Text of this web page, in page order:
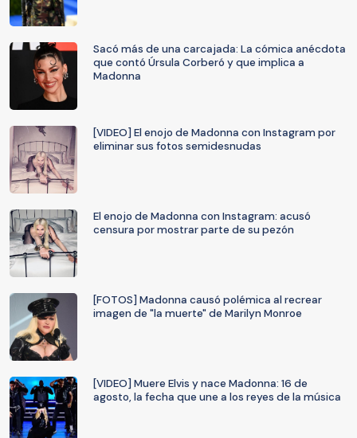
Sacó más de una carcajada: La cómica anécdota
que contó Úrsula Corberó y que implica a
Madonna
[VIDEO] El enojo de Madonna con Instagram por
eliminar sus fotos semidesnudas
El enojo de Madonna con Instagram: acusó
censura por mostrar parte de su pezón
[FOTOS] Madonna causó polémica al recrear
imagen de "la muerte" de Marilyn Monroe
[VIDEO] Muere Elvis y nace Madonna: 16 de
agosto, la fecha que une a los reyes de la música